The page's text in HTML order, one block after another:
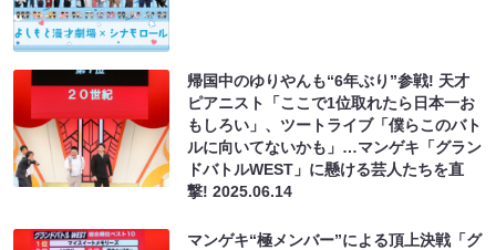
帰国中のゆりやんも“6年ぶり”参戦! 天才
ピアニスト「ここで1位取れたら日本一お
もしろい」、ツートライブ「僕らこのバト
ルに向いてないかも」…マンゲキ「グラン
ドバトルWEST」に懸ける芸人たちを直
撃!2025.06.14
マンゲキ“極メンバー”による頂上決戦「グ